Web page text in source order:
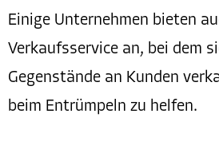
Einige Unternehmen bieten
Verkaufsservice an, bei dem
Gegenstände an Kunden
beim Entrümpeln zu helfen.